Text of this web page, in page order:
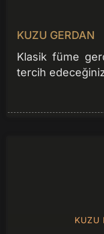
KUZU GERDAN
Klasik füme
tercih
KUZU